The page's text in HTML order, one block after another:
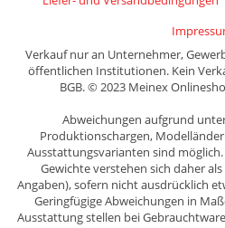
Verkauf nur an Unternehmer,
öffentlichen Institutionen. Kein
BGB. © 2023 Meinex
Abweichungen aufgrund
Produktionschargen,
Ausstattungsvarianten sind
Gewichte verstehen sich daher
Angaben), sofern nicht ausdrücklich
Geringfügige Abweichungen in
Ausstattung stellen bei